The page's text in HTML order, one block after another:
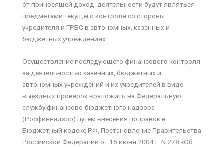
от приносящей доход деятельности будут являться
предметами текущего контроля со стороны
учредителя и ГРБС в автономных, казенных и
бюджетных учреждениях.
Осуществление последующего финансового контроля
за деятельностью казенных, бюджетных и
автономных учреждений и их учредителей в виде
выездных проверок возложить на Федеральную
службу финансово-бюджетного надзора
(Росфиннадзор) путем внесения поправок в
Бюджетный кодекс РФ, Постановление Правительства
Российской Федерации от 15 июня 2004 г. N 278 «Об